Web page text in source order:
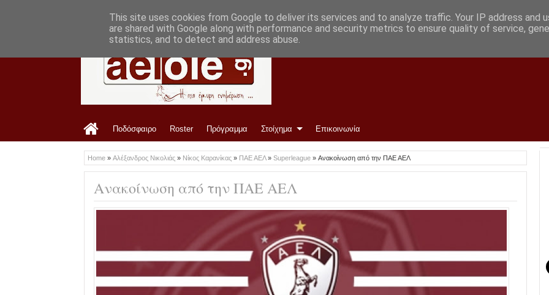
Ποδόσφαιρο Roster Πρόγραμμα Στοίχημα Επικοινωνία
Home » Αλέξανδρος Νικολιάς » Νίκος Καρανίκας » ΠΑΕ ΑΕΛ» Superleague » Ανακοίνωση από την ΠΑΕ ΑΕΛ
Ανακοίνωση από την ΠΑΕ ΑΕΛ
This site uses cookies from Google to deliver its services and to analyze traffic. Your IP address and
are shared with Google along with performance and security metrics to ensure quality of service,
statistics, and to detect and address abuse.